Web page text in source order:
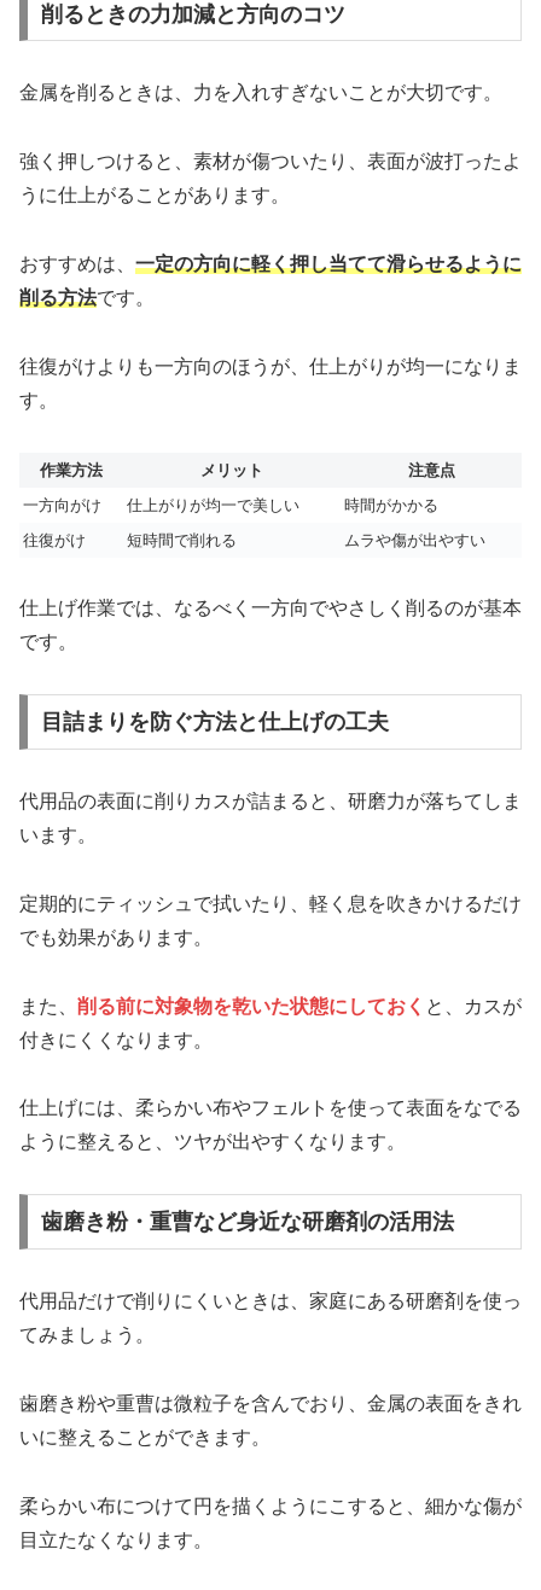
削るときの力加減と方向のコツ
金属を削るときは、力を入れすぎないことが大切です。
強く押しつけると、素材が傷ついたり、表面が波打ったよ
うに仕上がることがあります。
おすすめは、 一定の方向に軽く押し当てて滑らせるように
削る方法です。
往復がけよりも一方向のほうが、仕上がりが均一になりま
す。
作業方法 メリット
注意点
一方向がけ
仕上がりが均一で美しい
時間がかかる
往復がけ
短時間で削れる ムラや傷が出やすい
仕上げ作業では、なるべく一方向でやさしく削るのが基本
です。
目詰まりを防ぐ方法と仕上げの工夫
代用品の表面に削りカスが詰まると、研磨力が落ちてしま
います。
定期的にティッシュで拭いたり、軽く息を吹きかけるだけ
でも効果があります。
また、 削る前に対象物を乾いた状態にしておく と、カスが
付きにくくなります。
仕上げには、柔らかい布やフェルトを使って表面をなでる
ように整えると、ツヤが出やすくなります。
歯磨き粉・重曹など身近な研磨剤の活用法
代用品だけで削りにくいときは、家庭にある研磨剤を使っ
てみましょう。
歯磨き粉や重曹は微粒子を含んでおり、金属の表面をきれ
いに整えることができます。
柔らかい布につけて円を描くようにこすると、細かな傷が
目立たなくなります。